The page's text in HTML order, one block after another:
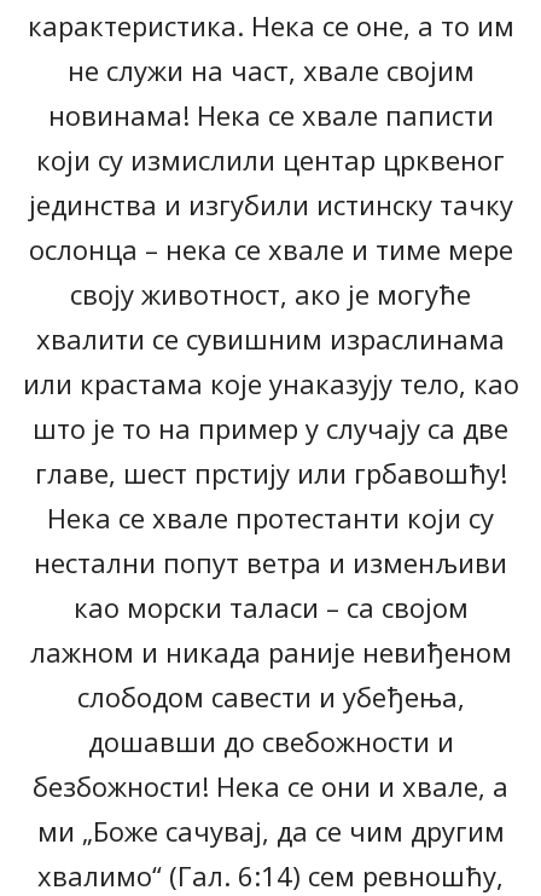
карактеристика. Нека се оне, а то им
не служи на част, хвале својим
новинама! Нека се хвале паписти
који су измислили центар црквеног
јединства и изгубили истинску тачку
ослонца – нека се хвале и тиме мере
своју животност, ако је могуће
хвалити се сувишним израслинама
или крастама које унаказују тело, као
што је то на пример у случају са две
главе, шест прстију или грбавошћу!
Нека се хвале протестанти који су
нестални попут ветра и изменљиви
као морски таласи – са својом
лажном и никада раније невиђеном
слободом савести и убеђења,
дошавши до свебожности и
безбожности! Нека се они и хвале, а
ми „Боже сачувај, да се чим другим
хвалимо“ (Гал. 6:14) сем ревношћу,